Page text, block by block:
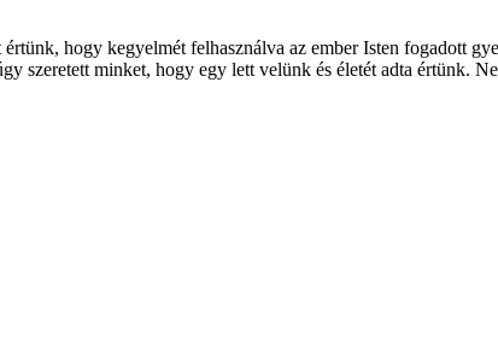
hogy kegyelmét felhasználva az ember Isten fogadott
szeretett minket, hogy egy lett velünk és életét adta értünk.